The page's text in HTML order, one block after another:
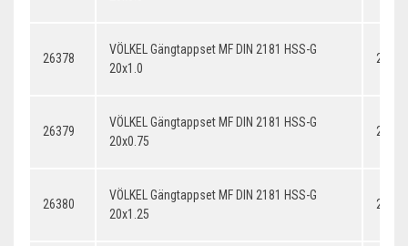
26378
VÖLKEL Gängtappset MF DIN 2181 HSS-G
20x1.0
26379
VÖLKEL Gängtappset MF DIN 2181 HSS-G
20x0.75
26380
VÖLKEL Gängtappset MF DIN 2181 HSS-G
20x1.25